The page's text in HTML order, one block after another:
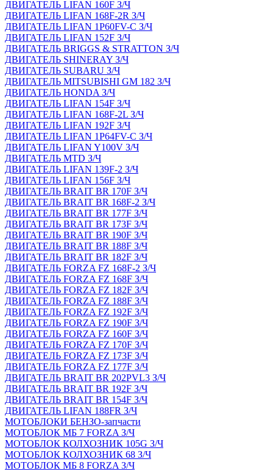
ДВИГАТЕЛЬ LIFAN 160F З/Ч
ДВИГАТЕЛЬ LIFAN 168F-2R З/Ч
ДВИГАТЕЛЬ LIFAN 1P60FV-C З/Ч
ДВИГАТЕЛЬ LIFAN 152F З/Ч
ДВИГАТЕЛЬ BRIGGS & STRATTON З/Ч
ДВИГАТЕЛЬ SHINERAY З/Ч
ДВИГАТЕЛЬ SUBARU З/Ч
ДВИГАТЕЛЬ MITSUBISHI GM 182 З/Ч
ДВИГАТЕЛЬ HONDA З/Ч
ДВИГАТЕЛЬ LIFAN 154F З/Ч
ДВИГАТЕЛЬ LIFAN 168F-2L З/Ч
ДВИГАТЕЛЬ LIFAN 192F З/Ч
ДВИГАТЕЛЬ LIFAN 1P64FV-C З/Ч
ДВИГАТЕЛЬ LIFAN Y100V З/Ч
ДВИГАТЕЛЬ MTD З/Ч
ДВИГАТЕЛЬ LIFAN 139F-2 З/Ч
ДВИГАТЕЛЬ LIFAN 156F З/Ч
ДВИГАТЕЛЬ BRAIT BR 170F З/Ч
ДВИГАТЕЛЬ BRAIT BR 168F-2 З/Ч
ДВИГАТЕЛЬ BRAIT BR 177F З/Ч
ДВИГАТЕЛЬ BRAIT BR 173F З/Ч
ДВИГАТЕЛЬ BRAIT BR 190F З/Ч
ДВИГАТЕЛЬ BRAIT BR 188F З/Ч
ДВИГАТЕЛЬ BRAIT BR 182F З/Ч
ДВИГАТЕЛЬ FORZA FZ 168F-2 З/Ч
ДВИГАТЕЛЬ FORZA FZ 168F З/Ч
ДВИГАТЕЛЬ FORZA FZ 182F З/Ч
ДВИГАТЕЛЬ FORZA FZ 188F З/Ч
ДВИГАТЕЛЬ FORZA FZ 192F З/Ч
ДВИГАТЕЛЬ FORZA FZ 190F З/Ч
ДВИГАТЕЛЬ FORZA FZ 160F З/Ч
ДВИГАТЕЛЬ FORZA FZ 170F З/Ч
ДВИГАТЕЛЬ FORZA FZ 173F З/Ч
ДВИГАТЕЛЬ FORZA FZ 177F З/Ч
ДВИГАТЕЛЬ BRAIT BR 202PVL3 З/Ч
ДВИГАТЕЛЬ BRAIT BR 192F З/Ч
ДВИГАТЕЛЬ BRAIT BR 154F З/Ч
ДВИГАТЕЛЬ LIFAN 188FR З/Ч
МОТОБЛОКИ БЕНЗО-запчасти
МОТОБЛОК МБ 7 FORZA З/Ч
МОТОБЛОК КОЛХОЗНИК 105G З/Ч
МОТОБЛОК КОЛХОЗНИК 68 З/Ч
МОТОБЛОК МБ 8 FORZA З/Ч